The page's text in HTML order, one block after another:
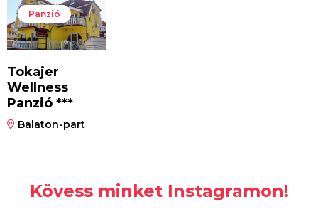
Panzió
Tokajer
Wellness
Panzió ***
Balaton-part
Kövess minket Instagramon!